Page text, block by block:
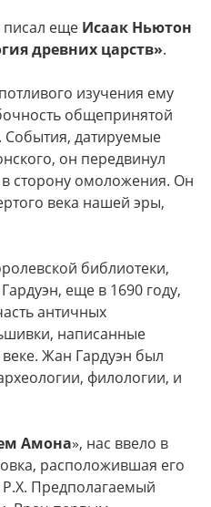
писал еще Исаак Ньютон
древних царств».
изучения ему
общепринятой
События, датируемые
он передвинул
сторону омоложения. Он
века нашей эры,
библиотеки,
еще в 1690 году,
античных
написанные
Жан Гардуэн был
филологии, и
Амона», нас ввело в
расположившая его
Р.Х. Предполагаемый